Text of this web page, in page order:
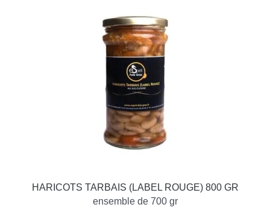
HARICOTS TARBAIS (LABEL ROUGE) 800 GR
ensemble de 700 gr